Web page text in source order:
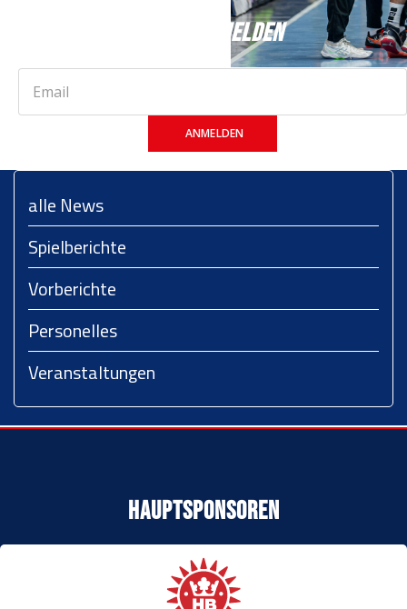
JETZT ANMELDEN
ANMELDEN
alle News
Spielberichte
Vorberichte
Personelles
Veranstaltungen
Hauptsponsoren